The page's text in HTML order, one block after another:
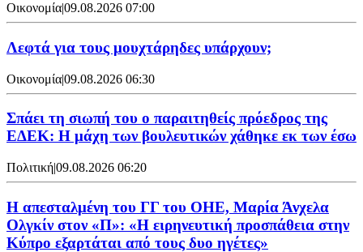
Οικονομία|09.08.2026 07:00
Λεφτά για τους μουχτάρηδες υπάρχουν;
Οικονομία|09.08.2026 06:30
Σπάει τη σιωπή του ο παραιτηθείς πρόεδρος της
ΕΔΕΚ: Η μάχη των βουλευτικών χάθηκε εκ των έσω
Πολιτική|09.08.2026 06:20
Η απεσταλμένη του ΓΓ του ΟΗΕ, Μαρία Άνχελα
Ολγκίν στον «Π»: «Η ειρηνευτική προσπάθεια στην
Κύπρο εξαρτάται από τους δυο ηγέτες»